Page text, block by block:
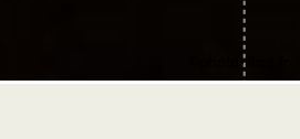
©photo-libre.fr